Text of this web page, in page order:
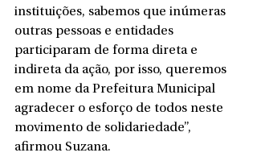
instituições, sabemos que inúmeras
outras pessoas e entidades
participaram de forma direta e
indireta da ação, por isso, queremos
em nome da Prefeitura Municipal
agradecer o esforço de todos neste
movimento de solidariedade”,
afirmou Suzana.